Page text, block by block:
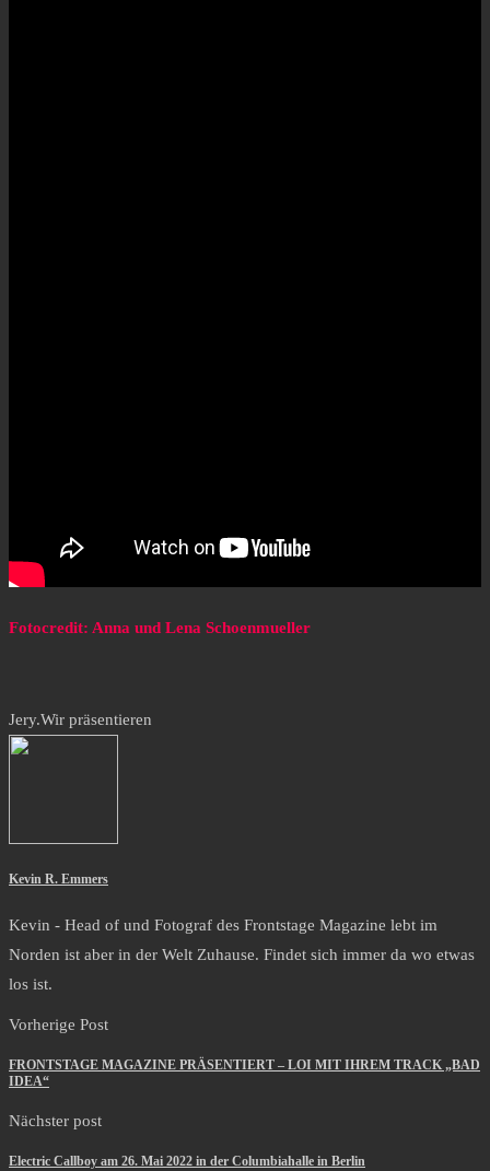
Fotocredit: Anna und Lena Schoenmueller
Jery.Wir präsentieren
Kevin R. Emmers
Kevin - Head of und Fotograf des Frontstage Magazine lebt im
Norden ist aber in der Welt Zuhause. Findet sich immer da wo etwas
los ist.
Vorherige Post
FRONTSTAGE MAGAZINE PRÄSENTIERT – LOI MIT IHREM TRACK „BAD
IDEA“
Nächster post
Electric Callboy am 26. Mai 2022 in der Columbiahalle in Berlin